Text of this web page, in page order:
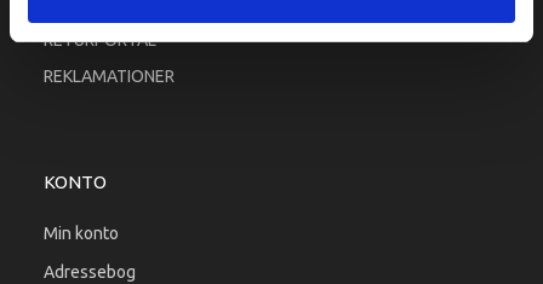
RETURPORTAL
REKLAMATIONER
KONTO
Min konto
Adressebog